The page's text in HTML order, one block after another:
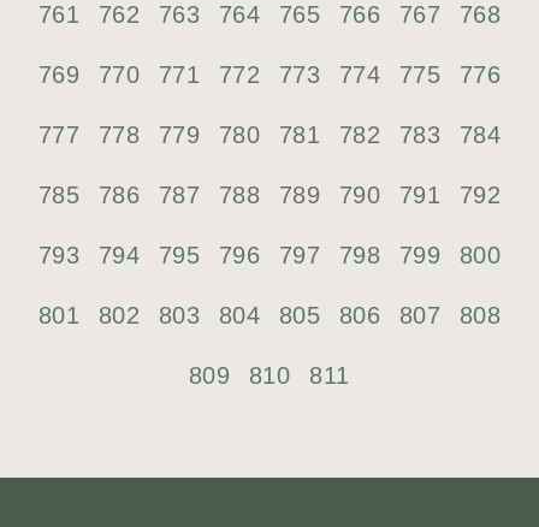
761 762 763 764 765 766 767 768
769 770 771 772 773 774 775 776
777 778 779 780 781 782 783 784
785 786 787 788 789 790 791 792
793 794 795 796 797 798 799 800
801 802 803 804 805 806 807 808
809 810 811